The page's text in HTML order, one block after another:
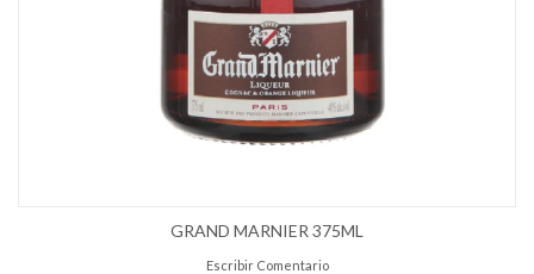
GRAND MARNIER 375ML
Escribir Comentario